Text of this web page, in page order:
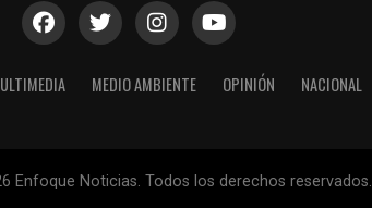
MEDIO AMBIENTE OPINIÓN NACIONAL
Enfoque Noticias. Todos los derechos reservados.